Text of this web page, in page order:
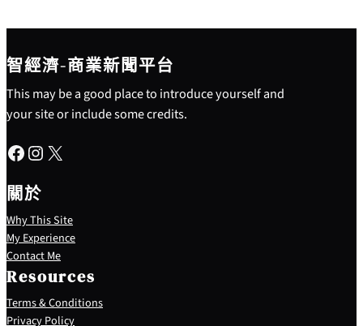
智經濟-商業新聞平台
This may be a good place to introduce yourself and
your site or include some credits.
Facebook Instagram X
關於
Why This Site
My Experience
Contact Me
Resources
Terms & Conditions
Privacy Policy